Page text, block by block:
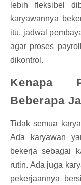
lebih fleksibel
karyawannya
itu, jadwal
agar proses
dikontrol.
Kenapa
Beberapa
Tidak semua
Ada karyawan
bekerja sebagai
rutin. Ada juga
pekerjaannya